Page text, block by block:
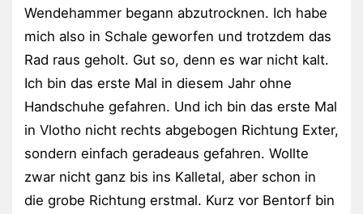
Wendehammer begann abzutrocknen. Ich habe
mich also in Schale geworfen und trotzdem das
Rad raus geholt. Gut so, denn es war nicht kalt.
Ich bin das erste Mal in diesem Jahr ohne
Handschuhe gefahren. Und ich bin das erste Mal
in Vlotho nicht rechts abgebogen Richtung Exter,
sondern einfach geradeaus gefahren. Wollte
zwar nicht ganz bis ins Kalletal, aber schon in
die grobe Richtung erstmal. Kurz vor Bentorf bin